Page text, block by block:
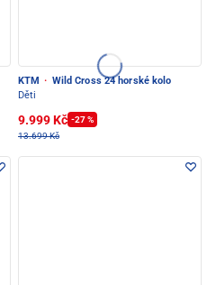
KTM · Wild Cross 24 horské kolo
Děti
9.999 Kč -27 %
13.699 Kč